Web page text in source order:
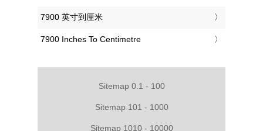
‎7900 英寸到厘米
‎7900 Inches To Centimetre
Sitemap 0.1 - 100
Sitemap 101 - 1000
Sitemap 1010 - 10000